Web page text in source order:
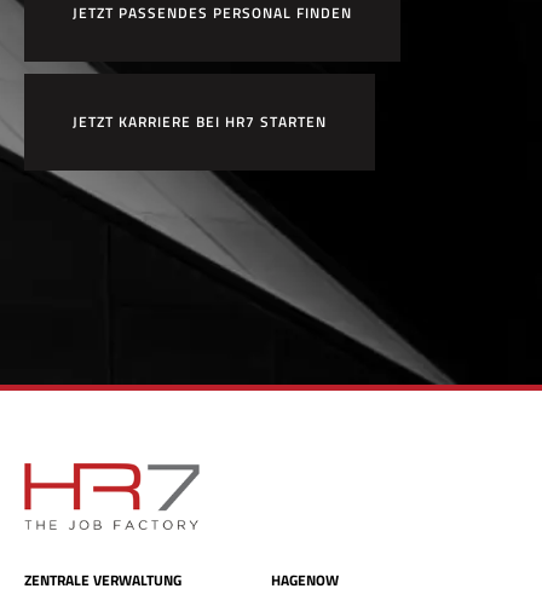
JETZT PASSENDES PERSONAL FINDEN
JETZT KARRIERE BEI HR7 STARTEN
ZENTRALE VERWALTUNG HAGENOW